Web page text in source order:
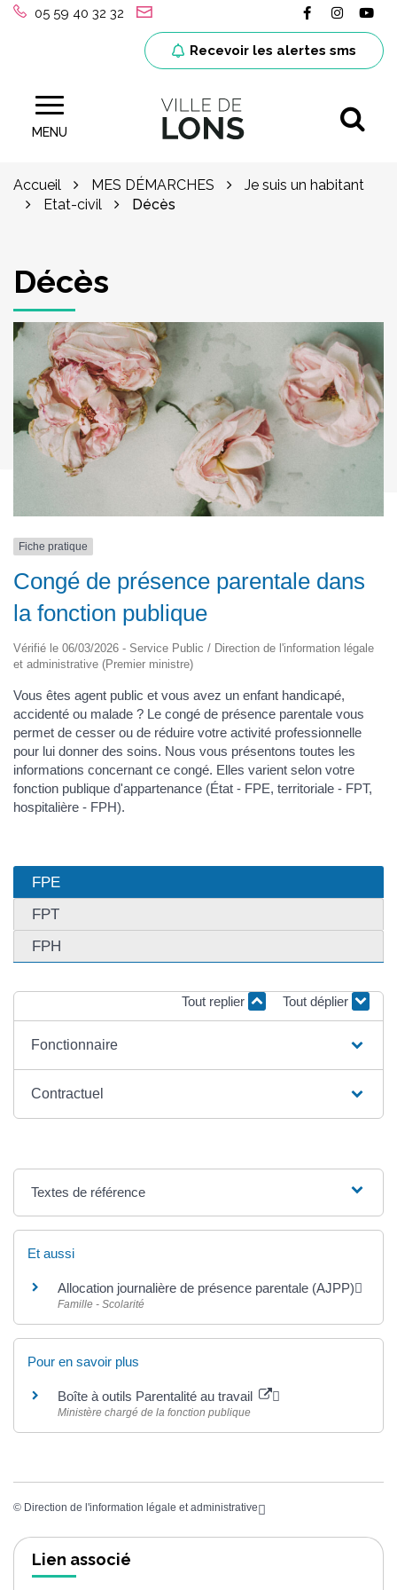
Gestion des traceurs
05 59 40 32 32 Lien vers le
Lien
Recevoir les alertes sms
MENU Site officiel de la ville de Lons (64)
Accueil MES DÉMARCHES
Je suis un habitant
Etat-civil
Décès
Décès
Fiche pratique
Congé de présence parentale dans
la fonction publique
Vérifié le 06/03/2026 - Service Public / Direction de l'information légale
et administrative (Premier ministre)
Vous êtes agent public et vous avez un enfant handicapé,
accidenté ou malade ? Le congé de présence parentale vous
permet de cesser ou de réduire votre activité professionnelle
pour lui donner des soins. Nous vous présentons toutes les
informations concernant ce congé. Elles varient selon votre
fonction publique d'appartenance (État - FPE, territoriale - FPT,
hospitalière - FPH).
FPE
FPT
FPH
Tout replier Tout déplier
Fonctionnaire
Contractuel
Textes de référence
Et aussi
Allocation journalière de présence parentale (AJPP)
Famille - Scolarité
Pour en savoir plus
Boîte à outils Parentalité au travail
Ministère chargé de la fonction publique
© Direction de l'information légale et administrative
Lien associé